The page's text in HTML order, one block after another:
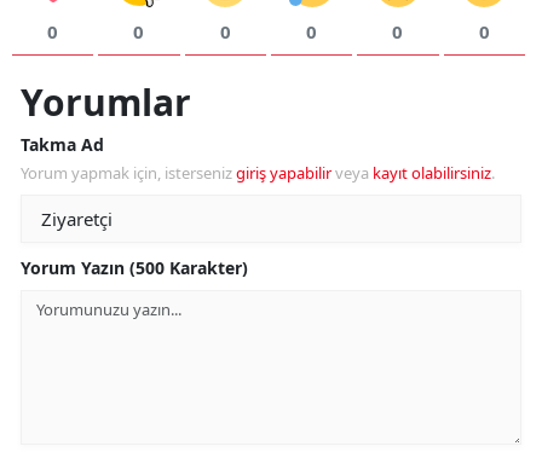
0 0 0 0 0 0
Yorumlar
Takma Ad
Yorum yapmak için, istersenizgiriş yapabilirveya kayıt olabilirsiniz.
Yorum Yazın (500 Karakter)